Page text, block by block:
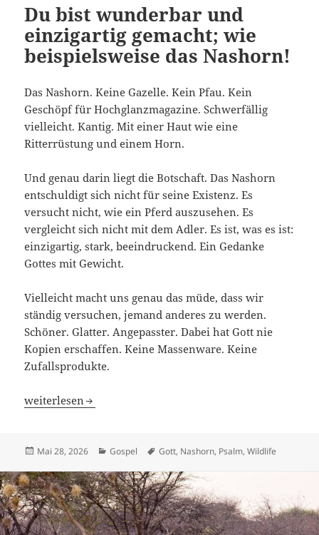
Du bist wunderbar und
einzigartig gemacht; wie
beispielsweise das Nashorn!
Das Nashorn. Keine Gazelle. Kein Pfau. Kein
Geschöpf für Hochglanzmagazine. Schwerfällig
vielleicht. Kantig. Mit einer Haut wie eine
Ritterrüstung und einem Horn.
Und genau darin liegt die Botschaft. Das Nashorn
entschuldigt sich nicht für seine Existenz. Es
versucht nicht, wie ein Pferd auszusehen. Es
vergleicht sich nicht mit dem Adler. Es ist, was es ist:
einzigartig, stark, beeindruckend. Ein Gedanke
Gottes mit Gewicht.
Vielleicht macht uns genau das müde, dass wir
ständig versuchen, jemand anderes zu werden.
Schöner. Glatter. Angepasster. Dabei hat Gott nie
Kopien erschaffen. Keine Massenware. Keine
Zufallsprodukte.
Du bist wunderbar und einzigartig gemacht; wie
weiterlesen
Veröffentlicht
Mai 28, 2026 Kategorien
Gospel Schlagwörter
Gott, Nashorn, Psalm,Wildlife